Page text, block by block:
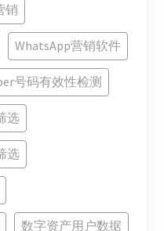
销
WhatsApp营销软件
号码有效性检测
选
选
数字资产用户数据